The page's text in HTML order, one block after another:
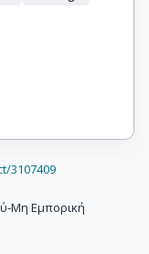
3107409
Μη Εμπορική